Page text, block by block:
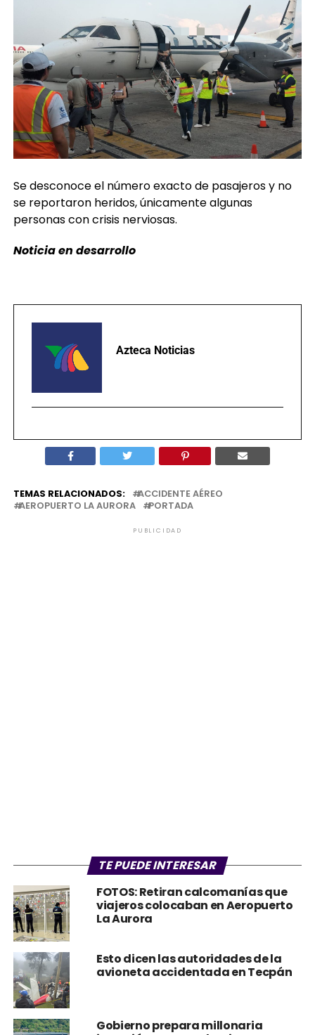
Se desconoce el número exacto de pasajeros y no
se reportaron heridos, únicamente algunas
personas con crisis nerviosas.
Noticia en desarrollo
Azteca Noticias
TEMAS RELACIONADOS:
ACCIDENTE AÉREO
AEROPUERTO LA AURORA
PORTADA
PUBLICIDAD
TE PUEDE INTERESAR
FOTOS: Retiran calcomanías que
viajeros colocaban en Aeropuerto
La Aurora
Esto dicen las autoridades de la
avioneta accidentada en Tecpán
Gobierno prepara millonaria